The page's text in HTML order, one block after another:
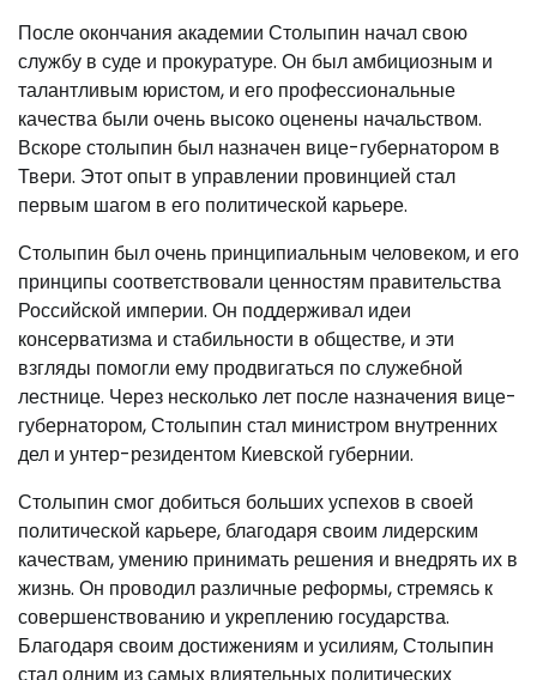
После окончания академии Столыпин начал свою
службу в суде и прокуратуре. Он был амбициозным и
талантливым юристом, и его профессиональные
качества были очень высоко оценены начальством.
Вскоре столыпин был назначен вице-губернатором в
Твери. Этот опыт в управлении провинцией стал
первым шагом в его политической карьере.
Столыпин был очень принципиальным человеком, и его
принципы соответствовали ценностям правительства
Российской империи. Он поддерживал идеи
консерватизма и стабильности в обществе, и эти
взгляды помогли ему продвигаться по служебной
лестнице. Через несколько лет после назначения вице-
губернатором, Столыпин стал министром внутренних
дел и унтер-резидентом Киевской губернии.
Столыпин смог добиться больших успехов в своей
политической карьере, благодаря своим лидерским
качествам, умению принимать решения и внедрять их в
жизнь. Он проводил различные реформы, стремясь к
совершенствованию и укреплению государства.
Благодаря своим достижениям и усилиям, Столыпин
стал одним из самых влиятельных политических